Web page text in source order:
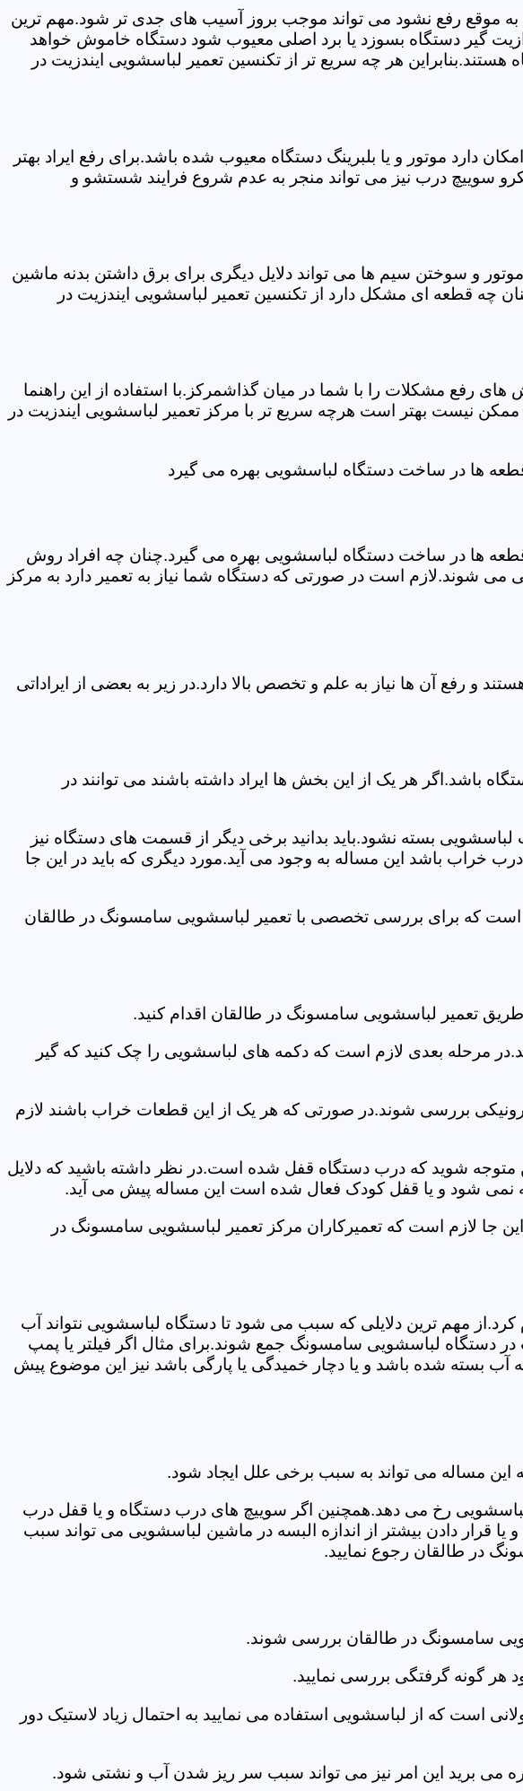
به موقع رفع نشود می تواند موجب بروز آسیب های جدی تر شود.مهم ترین
گیر دستگاه بسوزد یا برد اصلی معیوب شود دستگاه خاموش خواهد
هر چه سریع تر از تکنسین تعمیر لباسشویی ایندزیت در
موتور و یا بلبرینگ دستگاه معیوب شده باشد.برای رفع ایراد بهتر
سوییچ درب نیز می تواند منجر به عدم شروع فرایند شستشو و
و سوختن سیم ها می تواند دلایل دیگری برای برق داشتن بدنه ماشین
چه قطعه ای مشکل دارد از تکنسین تعمیر لباسشویی ایندزیت در
رفع مشکلات را با شما در میان گذاشمرکز.با استفاده از این راهنما
نیست بهتر است هرچه سریع تر با مرکز تعمیر لباسشویی ایندزیت در
قطعه ها در ساخت دستگاه لباسشویی بهره می گیرد
قطعه ها در ساخت دستگاه لباسشویی بهره می گیرد.چنان چه افراد روش
شوند.لازم است در صورتی که دستگاه شما نیاز به تعمیر دارد به مرکز
رفع آن ها نیاز به علم و تخصص بالا دارد.در زیر به بعضی از ایراداتی
باشد.اگر هر یک از این بخش ها ایراد داشته باشند می توانند در
بسته نشود.باید بدانید برخی دیگر از قسمت های دستگاه نیز
خراب باشد این مساله به وجود می آید.مورد دیگری که باید در این جا
است که برای بررسی تخصصی با تعمیر لباسشویی سامسونگ در طالقان
تعمیر لباسشویی سامسونگ در طالقان اقدام کنید.
مرحله بعدی لازم است که دکمه های لباسشویی را چک کنید که گیر
بررسی شوند.در صورتی که هر یک از این قطعات خراب باشند لازم
متوجه شوید که درب دستگاه قفل شده است.در نظر داشته باشید که دلایل
نمی شود و یا قفل کودک فعال شده است این مساله پیش می آید.
جا لازم است که تعمیرکاران مرکز تعمیر لباسشویی سامسونگ در
مهم ترین دلایلی که سبب می شود تا دستگاه لباسشویی نتواند آب
دستگاه لباسشویی سامسونگ جمع شوند.برای مثال اگر فیلتر یا پمپ
آب بسته شده باشد و یا دچار خمیدگی یا پارگی باشد نیز این موضوع پیش
این مساله می تواند به سبب برخی علل ایجاد شود.
رخ می دهد.همچنین اگر سوییچ های درب دستگاه و یا قفل درب
دادن بیشتر از اندازه البسه در ماشین لباسشویی می تواند سبب
در طالقان رجوع نمایید.
سامسونگ در طالقان بررسی شوند.
هر گونه گرفتگی بررسی نمایید.
است که از لباسشویی استفاده می نمایید به احتمال زیاد لاستیک دور
می برید این امر نیز می تواند سبب سر ریز شدن آب و نشتی شود.